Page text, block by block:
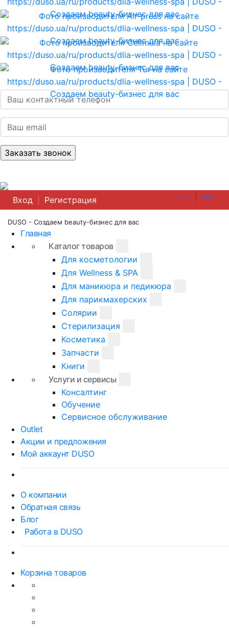
РУС УКР
Вход Регистрация
DUSO - Создаем beauty-бизнес для вас
Главная
Каталог товаров
Для косметологии
Для Wellness & SPA
Для маникюра и педикюра
Для парикмахерских
Солярии
Стерилизация
Косметика
Запчасти
Книги
Услуги и сервисы
Консалтинг
Обучение
Сервисное обслуживание
Outlet
Акции и предложения
Мой аккаунт DUSO
О компании
Обратная связь
Блог
Работа в DUSO
Корзина товаров